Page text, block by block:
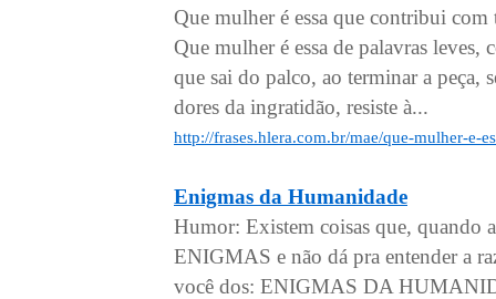
Que mulher é essa que contribui
Que mulher é essa de palavras leves,
que sai do palco, ao terminar a peça,
dores da ingratidão, resiste à...
http://frases.hlera.com.br/mae/que-mulher-e-
Enigmas da Humanidade
Humor: Existem coisas que, quando
ENIGMAS e não dá pra entender a
você dos: ENIGMAS DA